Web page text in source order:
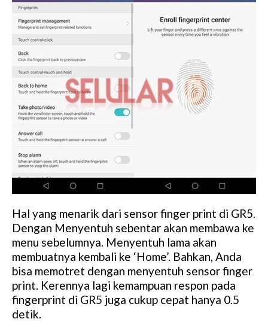
Hal yang menarik dari sensor finger print di GR5.
Dengan Menyentuh sebentar akan membawa ke
menu sebelumnya. Menyentuh lama akan
membuatnya kembali ke ‘Home’. Bahkan, Anda
bisa memotret dengan menyentuh sensor finger
print. Kerennya lagi kemampuan respon pada
fingerprint di GR5 juga cukup cepat hanya 0.5
detik.